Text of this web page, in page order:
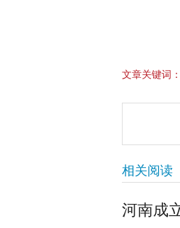
文章关键词：
相关阅读
河南成